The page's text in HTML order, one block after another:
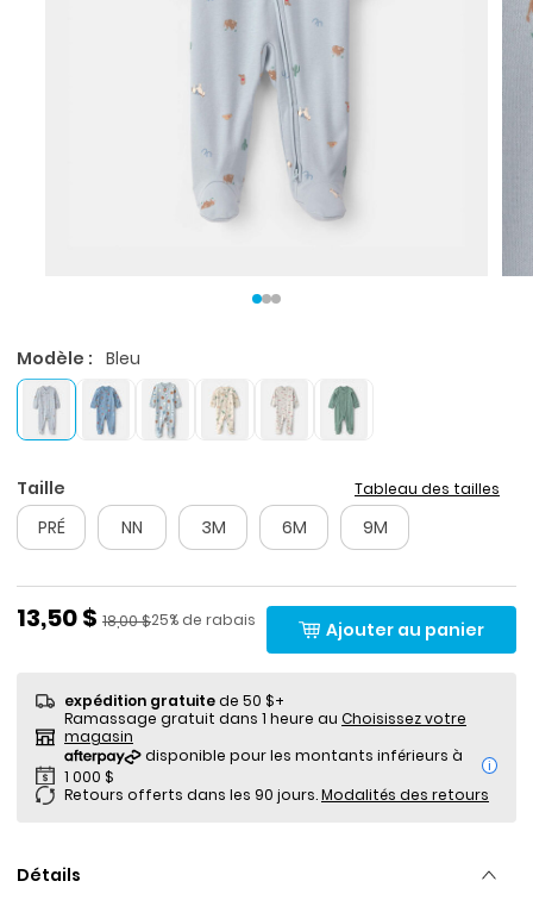
Modèle : Bleu
Taille Tableau des tailles
PRÉ NN 3M 6M 9M
Prix de solde
13,50 $ Pourcentage de rabais
25% de rabais
Prix ​​de détail suggéré par le fabricant
18,00 $ Ajouter au panier
expédition gratuitede 50 $+
Ramassage gratuit dans 1 heure au Choisissez votre
magasin
i
Retours offerts dans les 90 jours.Modalités des retours
Détails